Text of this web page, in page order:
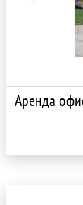
Аренда